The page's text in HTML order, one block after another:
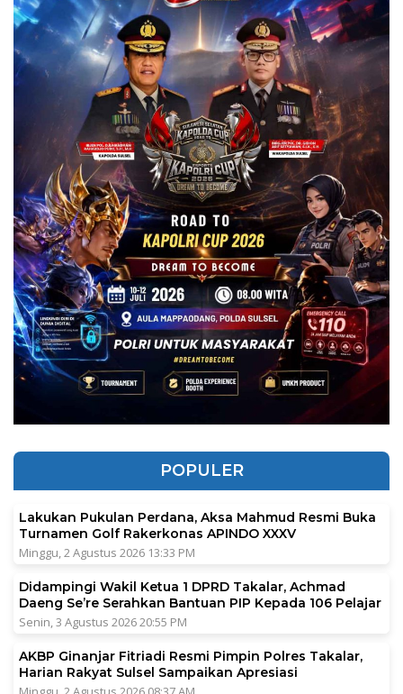
POPULER
Lakukan Pukulan Perdana, Aksa Mahmud Resmi Buka
Turnamen Golf Rakerkonas APINDO XXXV
Minggu, 2 Agustus 2026 13:33 PM
Didampingi Wakil Ketua 1 DPRD Takalar, Achmad
Daeng Se’re Serahkan Bantuan PIP Kepada 106 Pelajar
Senin, 3 Agustus 2026 20:55 PM
AKBP Ginanjar Fitriadi Resmi Pimpin Polres Takalar,
Harian Rakyat Sulsel Sampaikan Apresiasi